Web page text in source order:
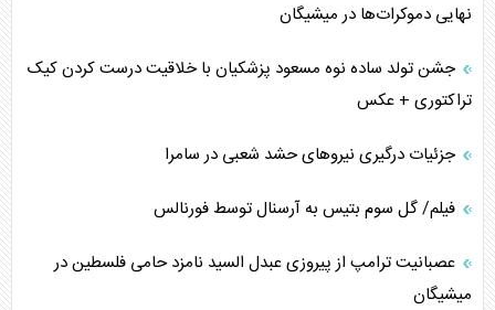
نهایی دموکرات‌ها در میشیگان
جشن تولد ساده نوه مسعود پزشکیان با خلاقیت درست کردن کیک
تراکتوری + عکس
جزئیات درگیری نیرو‌های حشد شعبی در سامرا
فیلم/ گل سوم بتیس به آرسنال توسط فورنالس
عصبانیت ترامپ از پیروزی عبدل السید نامزد حامی فلسطین در
میشیگان